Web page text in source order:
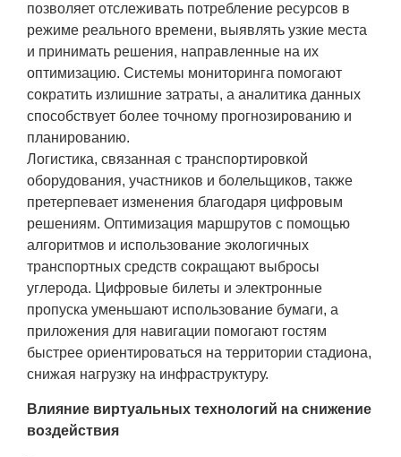
позволяет отслеживать потребление ресурсов в
режиме реального времени, выявлять узкие места
и принимать решения, направленные на их
оптимизацию. Системы мониторинга помогают
сократить излишние затраты, а аналитика данных
способствует более точному прогнозированию и
планированию.
Логистика, связанная с транспортировкой
оборудования, участников и болельщиков, также
претерпевает изменения благодаря цифровым
решениям. Оптимизация маршрутов с помощью
алгоритмов и использование экологичных
транспортных средств сокращают выбросы
углерода. Цифровые билеты и электронные
пропуска уменьшают использование бумаги, а
приложения для навигации помогают гостям
быстрее ориентироваться на территории стадиона,
снижая нагрузку на инфраструктуру.
Влияние виртуальных технологий на снижение
воздействия